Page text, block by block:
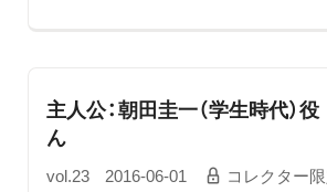
主人公：朝田圭一（学生時代）
ん
vol.23 2016-06-01 コレクター